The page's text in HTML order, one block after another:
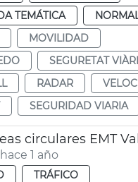
TEMÁTICA
MOVILIDAD
SEGURETAT
RADAR
SEGURIDAD VIARIA
1 año
TRÁFICO